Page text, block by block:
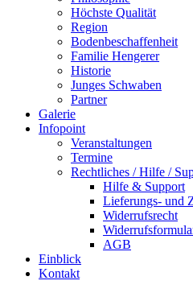
Höchste Qualität
Region
Bodenbeschaffenheit
Familie Hengerer
Historie
Junges Schwaben
Partner
Galerie
Infopoint
Veranstaltungen
Termine
Rechtliches / Hilfe /
Hilfe & Support
Lieferungs- und
Widerrufsrecht
AGB
Einblick
Kontakt